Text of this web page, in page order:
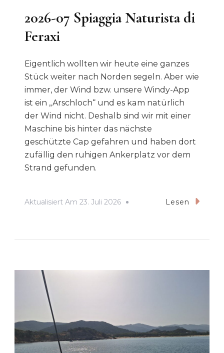
2026-07 Spiaggia Naturista di
Feraxi
Eigentlich wollten wir heute eine ganzes
Stück weiter nach Norden segeln. Aber wie
immer, der Wind bzw. unsere Windy-App
ist ein „Arschloch“ und es kam natürlich
der Wind nicht. Deshalb sind wir mit einer
Maschine bis hinter das nächste
geschützte Cap gefahren und haben dort
zufällig den ruhigen Ankerplatz vor dem
Strand gefunden.
Aktualisiert Am 23. Juli 2026 Lesen